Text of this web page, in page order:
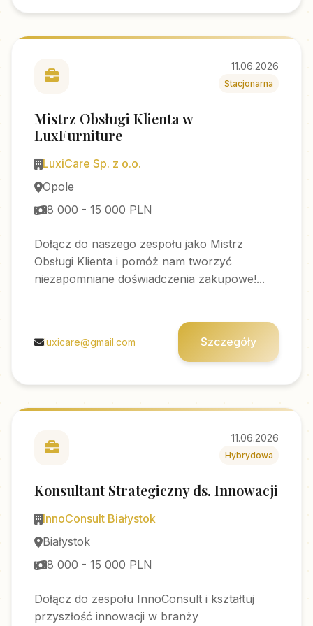
11.06.2026
Stacjonarna
Mistrz Obsługi Klienta w
LuxFurniture
LuxiCare Sp. z o.o.
Opole
8 000 - 15 000 PLN
Dołącz do naszego zespołu jako Mistrz
Obsługi Klienta i pomóż nam tworzyć
niezapomniane doświadczenia zakupowe!...
luxicare@gmail.com Szczegóły
11.06.2026
Hybrydowa
Konsultant Strategiczny ds. Innowacji
InnoConsult Białystok
Białystok
8 000 - 15 000 PLN
Dołącz do zespołu InnoConsult i kształtuj
przyszłość innowacji w branży